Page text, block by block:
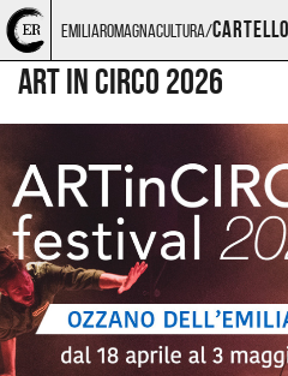
Torna
alla
home
page
Cerca
nel
sito
Salta
ai
contenuti
Salta
al
menu
principale
emiliaromagnacultura/
TEATRO E DANZA CIRCO O TEATRO DI STRADA
ART IN CIRCO 2026